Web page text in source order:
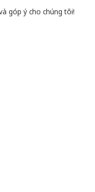
góp ý cho chúng tôi!